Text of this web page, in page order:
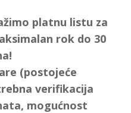
platnu listu za
rok do 30
(postojeće
verifikacija
mogućnost